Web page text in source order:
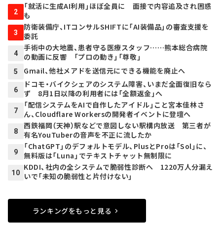
2
「就活に生成AI利用」ほぼ全員に 面接で内容追及され困惑
も
3
防衛装備庁、ITコンサルSHIFTに「AI装備品」の審査支援を
委託
4
手術中の大地震、患者守る医療スタッフ……熊本総合病院
の動画に反響 「プロの動き」「尊敬」
5 Gmail、他社メアドを送信元にできる機能を廃止へ
6
ドコモ・バイクシェアのシステム障害、いまだ全面復旧なら
ず 8月1日以降の利用者には「全額返金」へ
7
「配信システムをAIで自作したアイドル」こと宮本佳林さ
ん、Cloudflare Workersの開発者イベントに登壇へ
8
西鉄福岡（天神）駅などで意図しない駅構内放送 第三者が
有名YouTuberの音声を不正に流したか
9
「ChatGPT」のデフォルトモデル、PlusとProは「Sol」に、
無料版は「Luna」でテキストチャット無制限に
10
KDDI、社内の全システムで脆弱性診断へ 1220万人分漏え
いで「未知の脆弱性と片付けない」
ランキングをもっと見る